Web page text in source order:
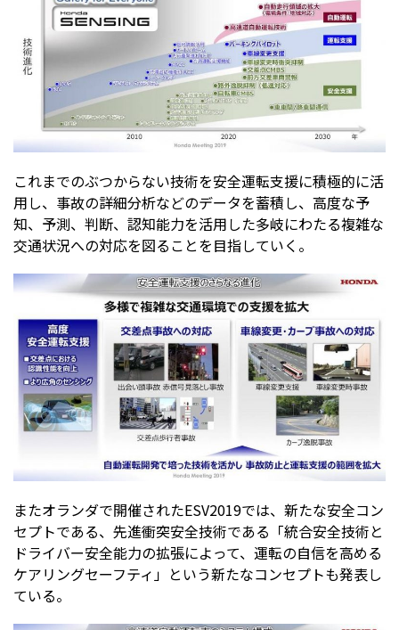
これまでのぶつからない技術を安全運転支援に積極的に活
用し、事故の詳細分析などのデータを蓄積し、高度な予
知、予測、判断、認知能力を活用した多岐にわたる複雑な
交通状況への対応を図ることを目指していく。
またオランダで開催されたESV2019では、新たな安全コン
セプトである、先進衝突安全技術である「統合安全技術と
ドライバー安全能力の拡張によって、運転の自信を高める
ケアリングセーフティ」という新たなコンセプトも発表し
ている。